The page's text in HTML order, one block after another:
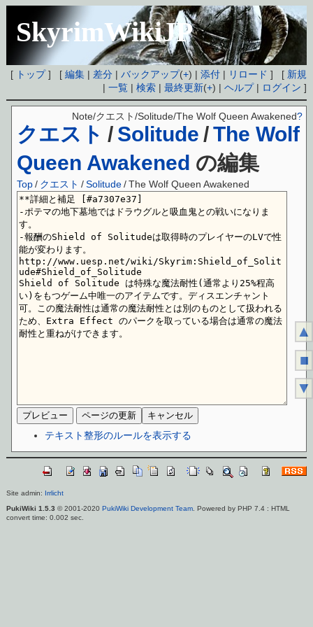
SkyrimWikiJP
[ トップ] [編集 | 差分 |バックアップ(+) |添付 | リロード ] [ 新規
|一覧 |検索 |最終更新(+) |ヘルプ| ログイン ]
クエスト / Solitude /The Wolf
Queen Awakened の編集
Note/クエスト/Solitude/The Wolf Queen Awakened?
Top / クエスト /Solitude/ The Wolf Queen Awakened
テキスト整形のルールを表示する
Site admin: Irrlicht
PukiWiki 1.5.3 © 2001-2020 PukiWiki Development Team. Powered by PHP 7.4 : HTML
convert time: 0.002 sec.
▲
■
▼